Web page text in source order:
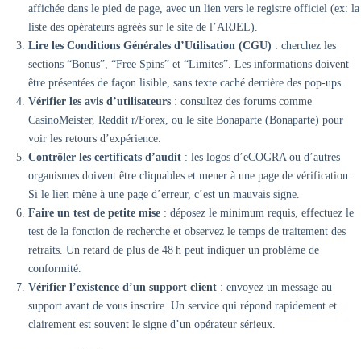
affichée dans le pied de page, avec un lien vers le registre officiel (ex: la
liste des opérateurs agréés sur le site de l’ARJEL).
Lire les Conditions Générales d’Utilisation (CGU) : cherchez les
sections “Bonus”, “Free Spins” et “Limites”. Les informations doivent
être présentées de façon lisible, sans texte caché derrière des pop‑ups.
Vérifier les avis d’utilisateurs : consultez des forums comme
CasinoMeister, Reddit r/Forex, ou le site Bonaparte (Bonaparte) pour
voir les retours d’expérience.
Contrôler les certificats d’audit : les logos d’eCOGRA ou d’autres
organismes doivent être cliquables et mener à une page de vérification.
Si le lien mène à une page d’erreur, c’est un mauvais signe.
Faire un test de petite mise : déposez le minimum requis, effectuez le
test de la fonction de recherche et observez le temps de traitement des
retraits. Un retard de plus de 48 h peut indiquer un problème de
conformité.
Vérifier l’existence d’un support client : envoyez un message au
support avant de vous inscrire. Un service qui répond rapidement et
clairement est souvent le signe d’un opérateur sérieux.